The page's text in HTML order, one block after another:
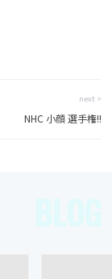
next >
NHC 小顔 選手権!!